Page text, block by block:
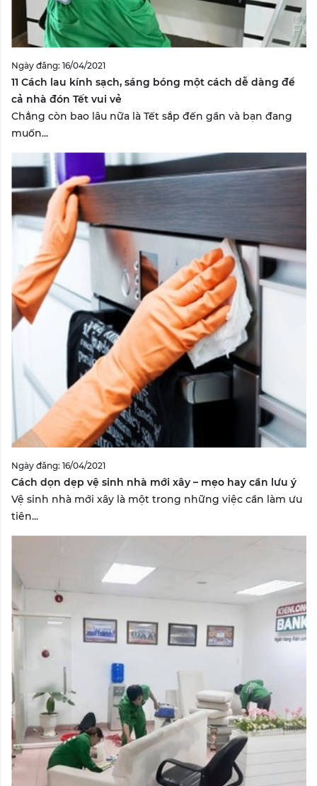
Ngày đăng: 16/04/2021
11 Cách lau kính sạch, sáng bóng một cách dễ dàng để
cả nhà đón Tết vui vẻ
Chẳng còn bao lâu nữa là Tết sắp đến gần và bạn đang
muốn...
Ngày đăng: 16/04/2021
Cách dọn dẹp vệ sinh nhà mới xây – mẹo hay cần lưu ý
Vệ sinh nhà mới xây là một trong những việc cần làm ưu
tiên...